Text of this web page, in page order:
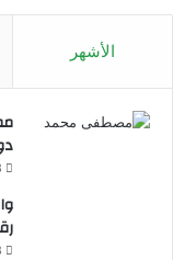
ا
ف
ي
ص
الأشهر
8
8